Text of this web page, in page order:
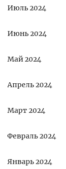
Июль 2024
Июнь 2024
Май 2024
Апрель 2024
Март 2024
Февраль 2024
Январь 2024